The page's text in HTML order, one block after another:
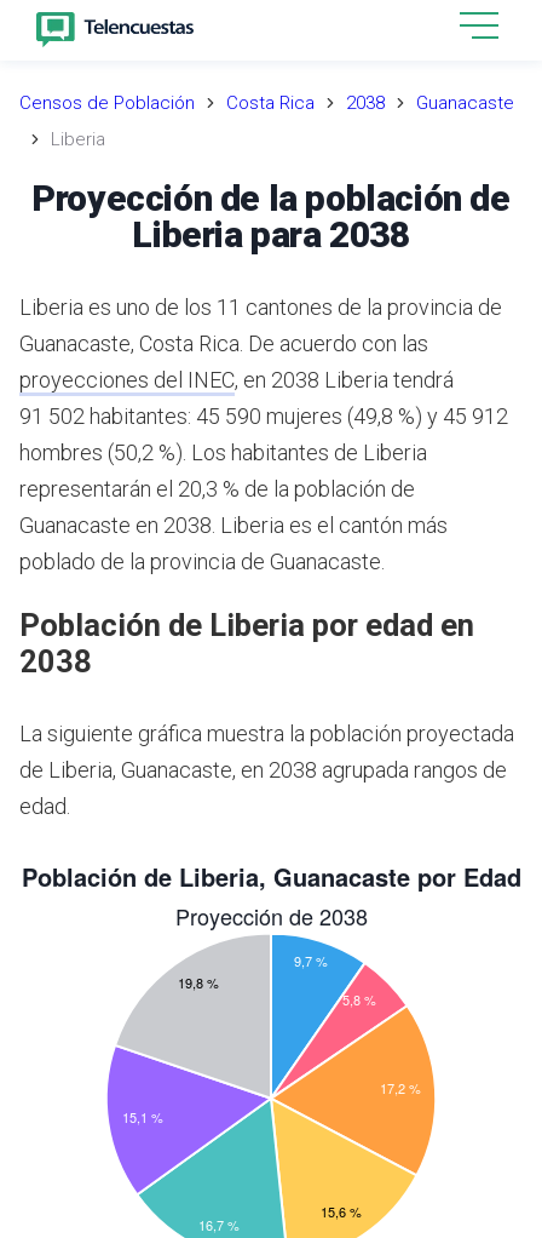
Censos de Población Costa Rica 2038
Guanacaste
Liberia
Proyección de la población de
Liberia para 2038
Liberia es uno de los 11 cantones de la provincia de
Guanacaste, Costa Rica. De acuerdo con las
proyecciones del INEC, en 2038 Liberia tendrá
91 502 habitantes: 45 590 mujeres (49,8 %) y 45 912
hombres (50,2 %). Los habitantes de Liberia
representarán el 20,3 % de la población de
Guanacaste en 2038. Liberia es el cantón más
poblado de la provincia de Guanacaste.
Población de Liberia por edad en
2038
La siguiente gráfica muestra la población proyectada
de Liberia, Guanacaste, en 2038 agrupada rangos de
edad.